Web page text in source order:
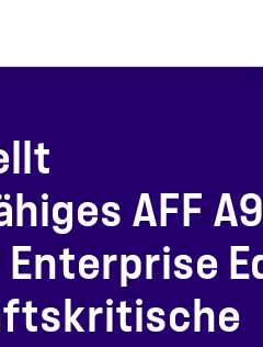
AFF
Enterprise